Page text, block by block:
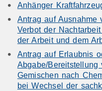
Anhänger
Antrag auf Ausnahme
Verbot der
der Arbeit und dem
Antrag auf Erlaubnis
Abgabe/
Gemischen nach
bei Wechsel der